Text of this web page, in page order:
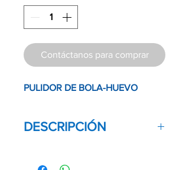
Contáctanos para comprar
PULIDOR DE BOLA-HUEVO
DESCRIPCIÓN